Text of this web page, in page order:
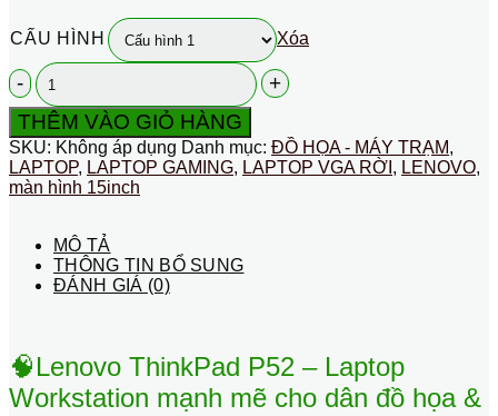
CẤU HÌNH
Xóa
Lenovo
Thinkpad
P52
i7-
8850H
chuyên
đồ
render
số
lượng
THÊM VÀO GIỎ HÀNG
SKU: Không áp dụng Danh mục: ĐỒ HỌA - MÁY TRẠM,
LAPTOP, LAPTOP GAMING, LAPTOP VGA RỜI , LENOVO,
màn hình 15inch
MÔ TẢ
THÔNG TIN BỔ SUNG
ĐÁNH GIÁ (0)
🧠Lenovo ThinkPad P52 – Laptop
Workstation mạnh mẽ cho dân đồ họa &